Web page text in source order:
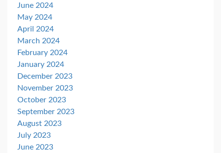
June 2024
May 2024
April 2024
March 2024
February 2024
January 2024
December 2023
November 2023
October 2023
September 2023
August 2023
July 2023
June 2023